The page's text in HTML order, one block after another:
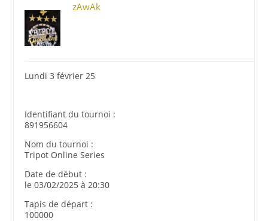
zAwAk
Lundi 3 février 25
Identifiant du tournoi :
891956604
Nom du tournoi :
Tripot Online Series
Date de début :
le 03/02/2025 à 20:30
Tapis de départ :
100000